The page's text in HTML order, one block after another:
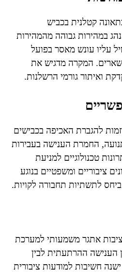
קטלנית בכביש
במהירות גבוהה מהמהירות
עליו עונש מאסר בפועל
המקרה מדגיש את
ואיתור גורמי הרשלנות.
להגברת האכיפה בכבישים
החמרת הענישה בעבירות
טכנולוגיים למניעת
ציבוריים ומשפטיים בנוגע
לתשתיות תחבורה לקויות.
אתגר משמעותי למערכת
הענישה ההרתעתית לבין
חשיבות למודעות ציבורית